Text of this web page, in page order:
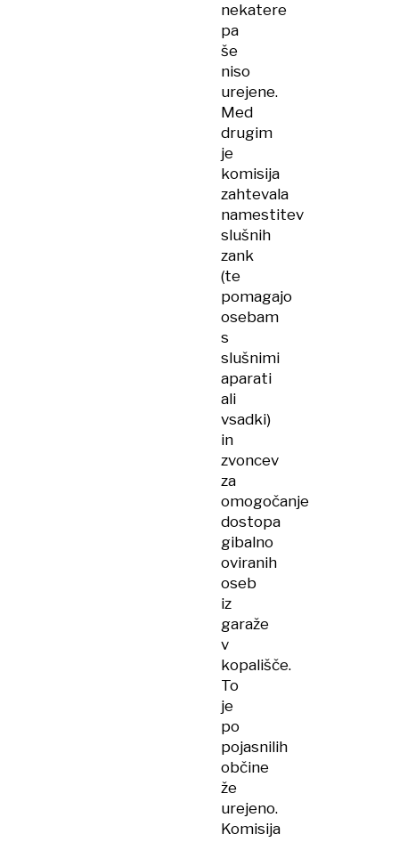
nekatere
pa
še
niso
urejene.
Med
drugim
je
komisija
zahtevala
namestitev
slušnih
zank
(te
pomagajo
osebam
s
slušnimi
aparati
ali
vsadki)
in
zvoncev
za
omogočanje
dostopa
gibalno
oviranih
oseb
iz
garaže
v
kopališče.
To
je
po
pojasnilih
občine
že
urejeno.
Komisija